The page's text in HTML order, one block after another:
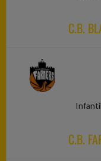
C.B.
C.B.